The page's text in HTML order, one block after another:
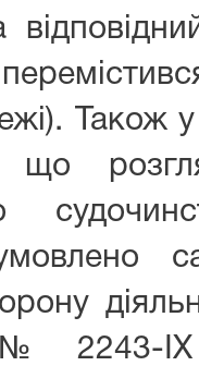
Також
що
№ 2243-IX